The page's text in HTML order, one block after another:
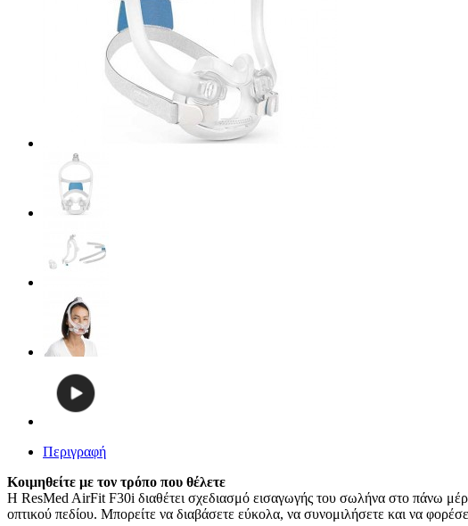
Περιγραφή
Κοιμηθείτε με τον τρόπο που θέλετε
Η ResMed AirFit F30i διαθέτει σχεδιασμό εισαγωγής του σωλήνα στο πάνω
οπτικού πεδίου. Μπορείτε να διαβάσετε εύκολα, να συνομιλήσετε και να